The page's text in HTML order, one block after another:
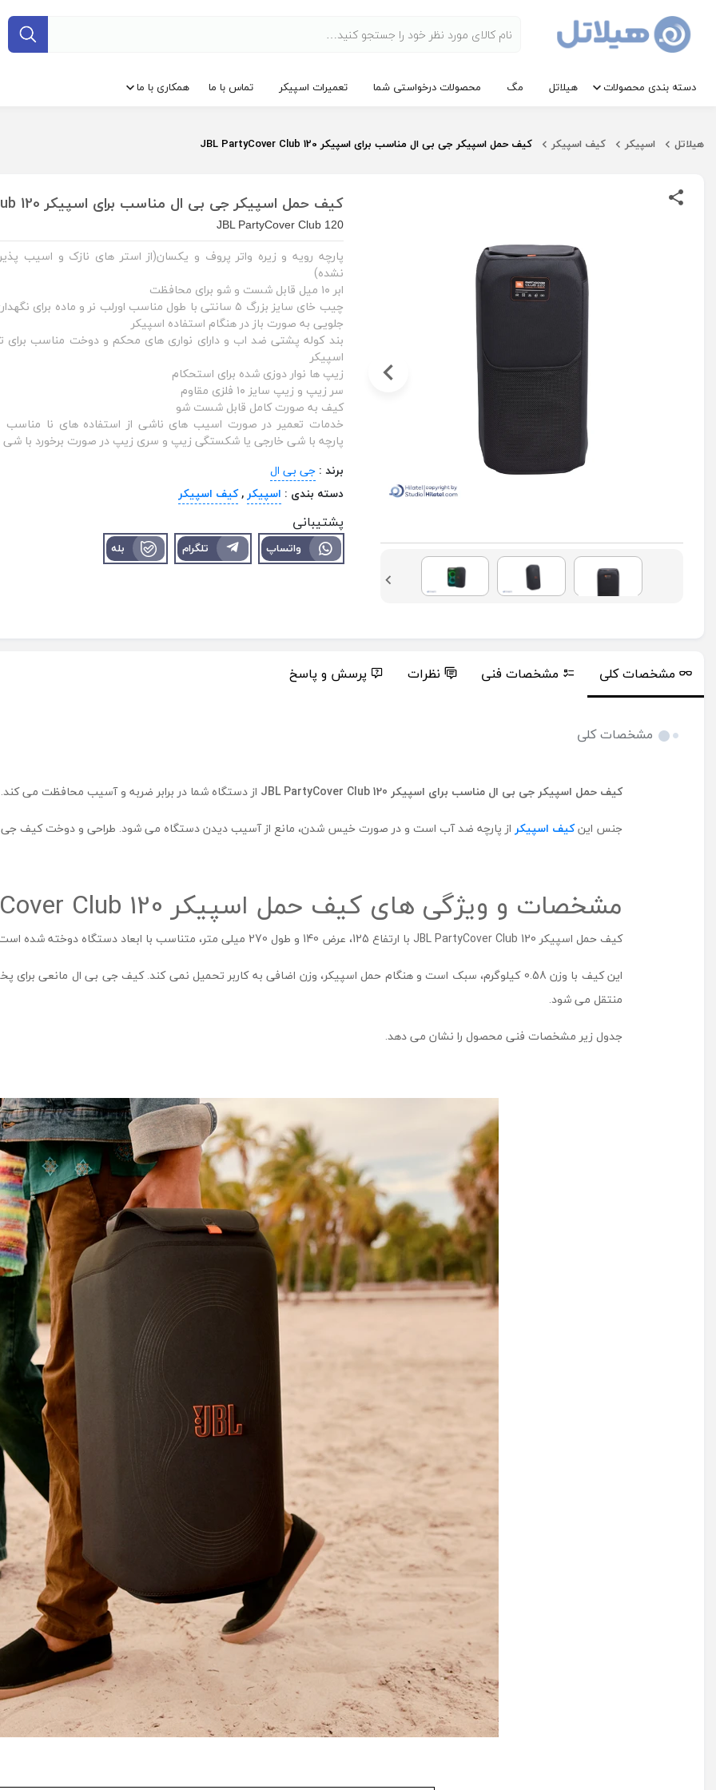
دسته بندی محصولات هیلاتل مگ محصولات درخواستی شما تعمیرات اسپیکر تماس با ما همکاری با ما
هیلاتل اسپیکر کیف اسپیکر کیف حمل اسپیکر جی بی ال مناسب برای اسپیکر JBL PartyCover Club 120
کیف حمل اسپیکر جی بی ال مناسب برای اسپیکر JBL PartyCover Club 120
JBL PartyCover Club 120
پارچه رویه و زیره واتر پروف و یکسان(از استر های نازک و اسیب
نشده)
ابر ۱۰ میل قابل شست و شو برای محافظت
چیب خای سایز بزرگ ۵ سانتی با طول مناسب اورلب نر و ماده برای
جلویی به صورت باز در هنگام استفاده اسپیکر
بند کوله پشتی ضد اب و دارای نواری های محکم و دوخت مناسب برای
اسپیکر
زیپ ها نوار دوزی شده برای استحکام
سر زیپ و زیپ سایز ۱۰ فلزی مقاوم
کیف به صورت کامل قابل شست شو
خدمات تعمیر در صورت اسیب های ناشی از استفاده های نا مناسب
پارچه با شی خارجی یا شکستگی زیپ و سری زیپ در صورت برخورد با
برند : جی بی ال
دسته بندی : اسپیکر ,کیف اسپیکر
پشتیبانی
واتساپ تلگرام بله
مشخصات کلی مشخصات فنی نظرات پرسش و پاسخ
مشخصات کلی
کیف حمل اسپیکر جی بی ال مناسب برای اسپیکر JBL PartyCover Club 120 از دستگاه شما در برابر ضربه و آسیب محافظت می کند.
جنس اینکیف اسپیکر از پارچه ضد آب است و در صورت خیس شدن، مانع از آسیب دیدن دستگاه می شود. طراحی و دوخت کیف جی بی
مشخصات و ویژگی های کیف حمل اسپیکر JBL PartyCover Club 120
کیف حمل اسپیکر JBL PartyCover Club 120 با ارتفاع 125، عرض 140 و طول 270 میلی متر، متناسب با ابعاد دستگاه دوخته شده است.
این کیف با وزن 0.58 کیلوگرم، سبک است و هنگام حمل اسپیکر، وزن اضافی به کاربر تحمیل نمی کند. کیف جی بی ال
منتقل می شود.
جدول زیر مشخصات فنی محصول را نشان می دهد.